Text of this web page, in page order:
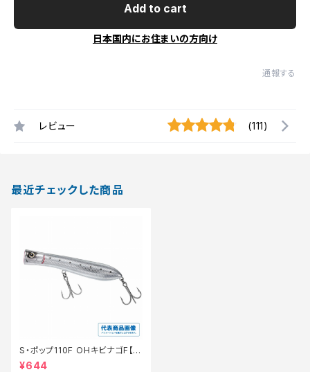
Add to cart
日本国内にお住まいの方向け
通報する
レビュー (111)
最近チェックした商品
S・ポップ110F OHキビナゴF【特
価ルアー】【50】
¥644